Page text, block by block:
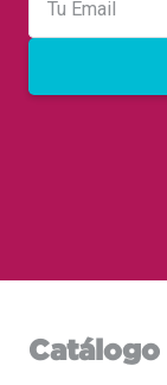
Catálogo